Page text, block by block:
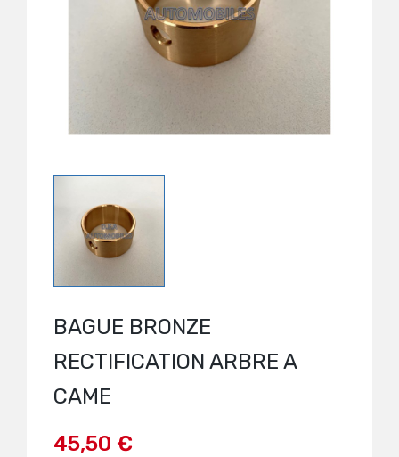
BAGUE BRONZE
RECTIFICATION ARBRE A
CAME
45,50 €